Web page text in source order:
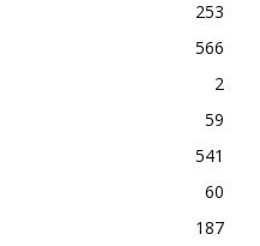
253
566
2
59
541
60
187